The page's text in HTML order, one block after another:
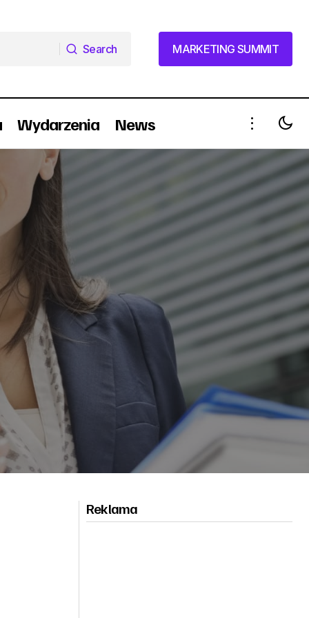
Search
MARKETING SUMMIT
MARKETING SUMMIT
Wydarzenia News
Wideorekrutacja live rozwiązaniem na
Reklama